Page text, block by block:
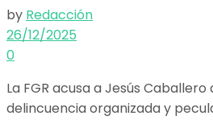
by Redacción
26/12/2025
0
La FGR acusa a Jesús
delincuencia organizada y